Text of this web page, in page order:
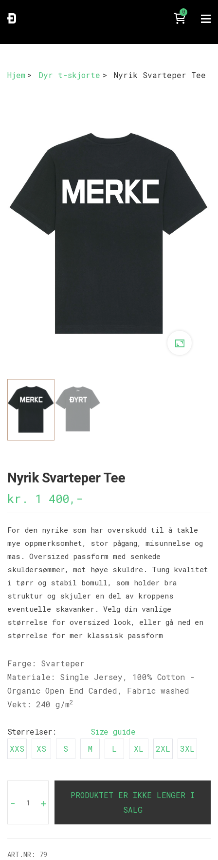
0
Hjem > Dyr t-skjorte > Nyrik Svarteper Tee
Nyrik Svarteper Tee
kr. 1 400,-
For den nyrike som har overskudd til å takle
mye oppmerksomhet, stor pågang, misunnelse og
mas. Oversized passform med senkede
skuldersømmer, mot høye skuldre. Tung kvalitet
i tørr og stabil bomull, som holder bra
struktur og skjuler en del av kroppens
eventuelle skavanker. Velg din vanlige
størrelse for oversized look, eller gå ned en
størrelse for mer klassisk passform
Farge: Svarteper
Materiale: Single Jersey, 100% Cotton -
Organic Open End Carded, Fabric washed
Vekt: 240 g/m2
Størrelser:
Size guide
XXS
XS S M L XL 2XL 3XL
+
-
PRODUKTET ER IKKE LENGER I
SALG
ART.NR: 79